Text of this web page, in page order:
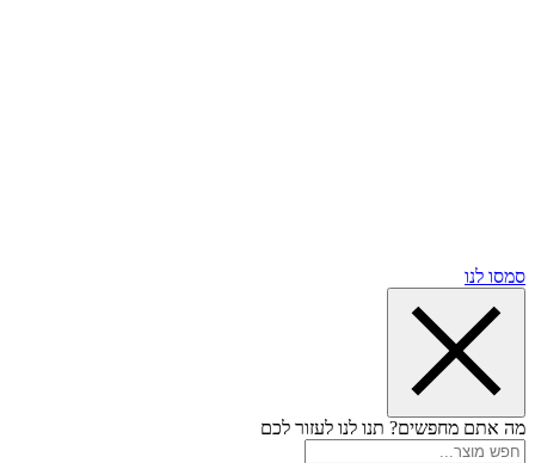
תנו לנו לעזור לכם